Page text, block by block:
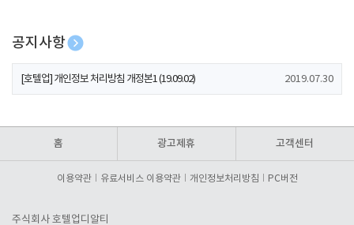
공지사항
[호텔업] 개인정보 처리방침 개정본2 (19.09.02)
[호텔업] 개인정보 처리방침 개정본1 (19.09.02) 2019.07.30
홈 광고제휴 고객센터
이용약관 유료서비스 이용약관 개인정보처리방침 PC버전
주식회사 호텔업디알티